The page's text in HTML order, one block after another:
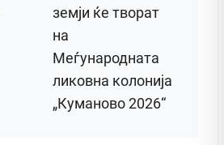
земји ќе творат
на
Меѓународната
ликовна колонија
„Куманово 2026“